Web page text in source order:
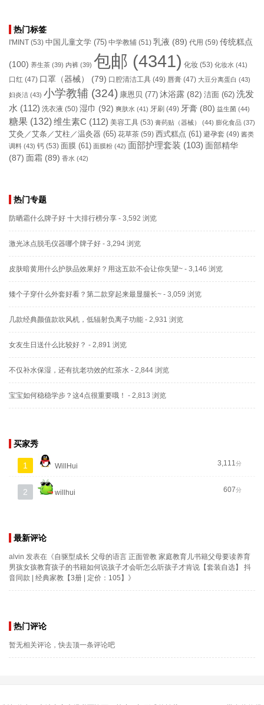
热门标签
I'MINT (53) 中国儿童文学 (75) 中学教辅 (51) 乳液 (89) 代用 (59) 传统糕点
(100) 养生茶 (39) 内裤 (39) 包邮 (4341) 化妆 (53) 化妆水 (41)
口红 (47) 口罩（器械） (79) 口腔清洁工具 (49) 唇膏 (47) 大豆分离蛋白 (43)
妇炎洁 (43) 小学教辅 (324) 康恩贝 (77) 沐浴露 (82) 洁面 (62) 洗发
水 (112) 洗衣液 (50) 湿巾 (92) 爽肤水 (41) 牙刷 (49) 牙膏 (80) 益生菌 (44)
糖果 (132)维生素C (112) 美容工具 (53) 膏药贴（器械） (44) 膨化食品 (37)
艾灸／艾条／艾柱／温灸器 (65) 花草茶 (59) 西式糕点 (61) 避孕套 (49) 酱类
调料 (43) 钙 (53) 面膜 (61) 面膜粉 (42) 面部护理套装 (103) 面部精华
(87) 面霜 (89) 香水 (42)
热门专题
防晒霜什么牌子好 十大排行榜分享 - 3,592 浏览
激光冰点脱毛仪器哪个牌子好 - 3,294 浏览
皮肤暗黄用什么护肤品效果好？用这五款不会让你失望~ - 3,146 浏览
矮个子穿什么外套好看？第二款穿起来最显腿长~ - 3,059 浏览
几款经典颜值款吹风机，低辐射负离子功能 - 2,931 浏览
女友生日送什么比较好？ - 2,891 浏览
不仅补水保湿，还有抗老功效的红茶水 - 2,844 浏览
宝宝如何稳稳学步？这4点很重要哦！ - 2,813 浏览
买家秀
1 WillHui 3,111分
2 willhui 607分
最新评论
alvin 发表在《自驱型成长 父母的语言 正面管教 家庭教育儿书籍父母要读养育
男孩女孩教育孩子的书籍如何说孩子才会听怎么听孩子才肯说【套装自选】 抖
音同款 | 经典家教【3册 | 定价：105】 》
热门评论
暂无相关评论，快去顶一条评论吧